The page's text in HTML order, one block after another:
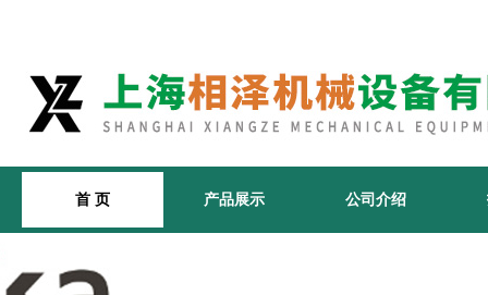
首 页 产品展示 公司介绍